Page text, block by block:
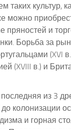
культур,
можно
пряностей и
Борьба за
(XVI
(XVIII в.) и
из 3
колонизации
и горная